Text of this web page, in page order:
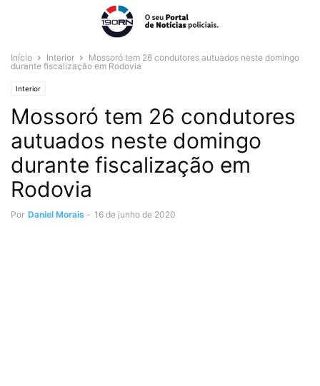
Início Interior
Mossoró tem 26 condutores autuados neste domingo
durante fiscalização em Rodovia
Interior
Mossoró tem 26 condutores
autuados neste domingo
durante fiscalização em
Rodovia
Por Daniel Morais - 16 de junho de 2020